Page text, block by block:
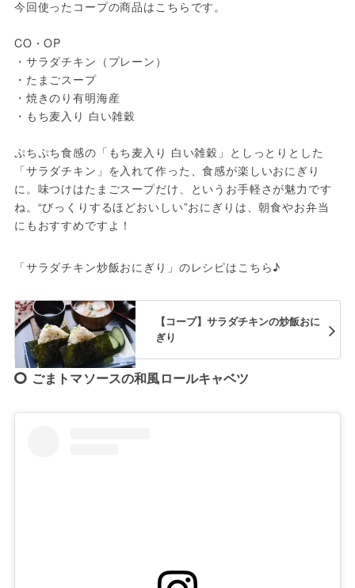
今回使ったコープの商品はこちらです。
CO・OP
・サラダチキン（プレーン）
・たまごスープ
・焼きのり有明海産
・もち麦入り 白い雑穀
ぷちぷち食感の「もち麦入り 白い雑穀」としっとりとした
「サラダチキン」を入れて作った、食感が楽しいおにぎり
に。味つけはたまごスープだけ、というお手軽さが魅力です
ね。“びっくりするほどおいしい”おにぎりは、朝食やお弁当
にもおすすめですよ！
「サラダチキン炒飯おにぎり」のレシピはこちら♪
【コープ】サラダチキンの炒飯おに
ぎり
ごまトマソースの和風ロールキャベツ